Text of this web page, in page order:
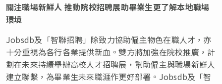
關注職場新鮮人 推動院校招聘展助畢業生更了解本地職場
環境
Jobsdb及「智聯招聘」除致力協助僱主物色在職人才，亦
十分重視為各行各業提供新血。雙方將加強在院校推廣，計
劃在未來持續舉辦高校人才招聘展，幫助僱主與職場新鮮人
建立聯繫，為畢業生未來職涯作更好部署。Jobsdb及「智